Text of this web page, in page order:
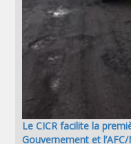
Le CICR facilite la
Gouvernement et